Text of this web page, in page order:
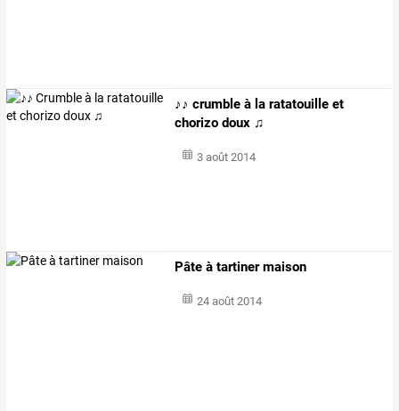
♪♪ crumble à la ratatouille et
chorizo doux ♫
3 août 2014
Pâte à tartiner maison
24 août 2014